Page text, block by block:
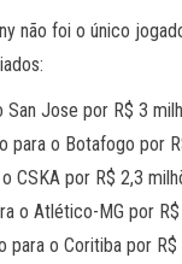
não foi o único
San Jose por R$ 3
para o Botafogo por
CSKA por R$ 2,3
o Atlético-MG por
para o Coritiba por R$